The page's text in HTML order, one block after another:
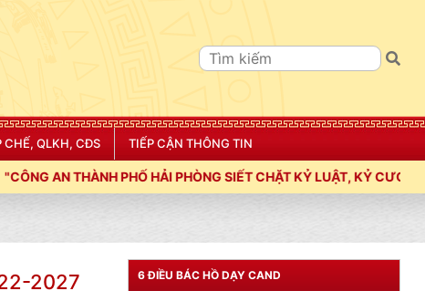
CHẾ, QLKH, CĐS TIẾP CẬN THÔNG TIN
HẢI PHÒNG SIẾT CHẶT KỶ LUẬT, KỶ CƯƠNG, ĐIỀU LỆNH; XÂY
2027 6 ĐIỀU BÁC HỒ DẠY CAND